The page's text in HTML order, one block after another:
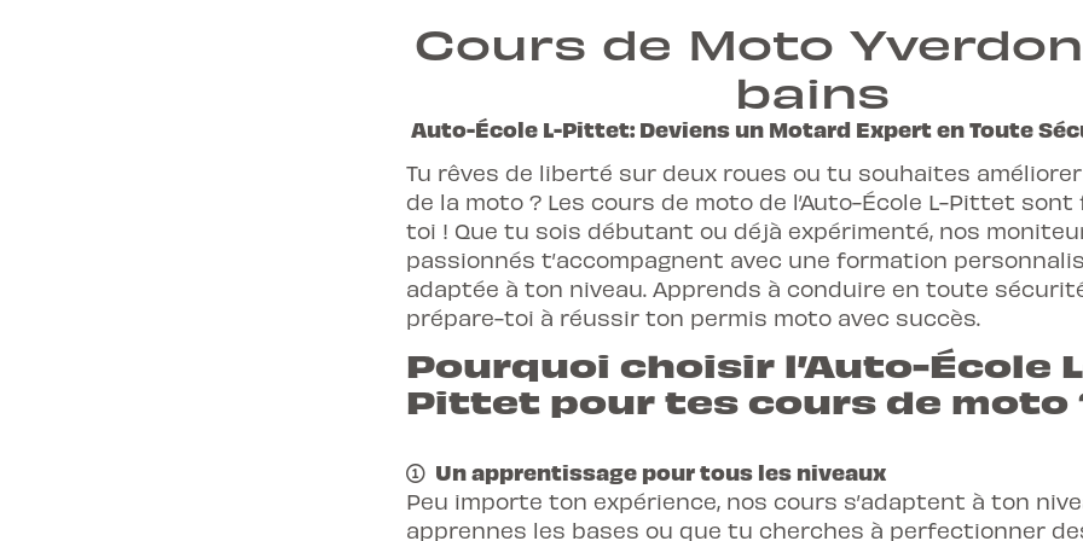
Français
Conditions
Avoir au minimum 15
Avoir un permis
Etre capable de se
Suivre les 3 cours
d'élève (dans les 4
Ne pas suivre 2
Avoir un
chaussures
Au programme
Condition : Avoir un
Au programme
Sur un parking
Outils
(démarrer,
Gland, Yverdon,
Condition : Avoir un
Au programme
Cours sur mesure,
travailler certaines
Avec oreillette
Outils
140.- par cours
Dans toutes nos
Possibilité de louer
Gland, Yverdon,
Français, anglais,
Condition : Avoir un
assez prêt pour
Au programme
Simulation
d'examen, en te
fera un feed-back
Avec oreillette
Outils
Cours de Moto
bains
Auto-École L-Pittet: Deviens un Motard Expert en Toute
Tu rêves de liberté sur deux roues ou tu souhaites
de la moto ? Les cours de moto de l’Auto-École L-Pittet
toi ! Que tu sois débutant ou déjà expérimenté, nos
passionnés t’accompagnent avec une formation
adaptée à ton niveau. Apprends à conduire en toute
prépare-toi à réussir ton permis moto avec succès.
Pourquoi choisir l’Auto-École
Pittet pour tes cours de moto
Un apprentissage pour tous les niveaux
Peu importe ton expérience, nos cours s’adaptent à ton
apprennes les bases ou que tu cherches à perfectionner